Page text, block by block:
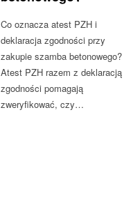
Co oznacza atest PZH i
deklaracja zgodności przy
zakupie szamba betonowego?
Atest PZH razem z deklaracją
zgodności pomagają
zweryfikować, czy…